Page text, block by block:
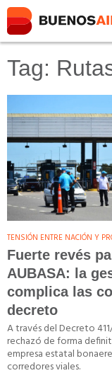
Tag:
TENSIÓN ENTRE NACIÓN Y
Fuerte revés
AUBASA: la
complica las
decreto
A través del Decreto
rechazó de forma
empresa estatal
corredores viales.